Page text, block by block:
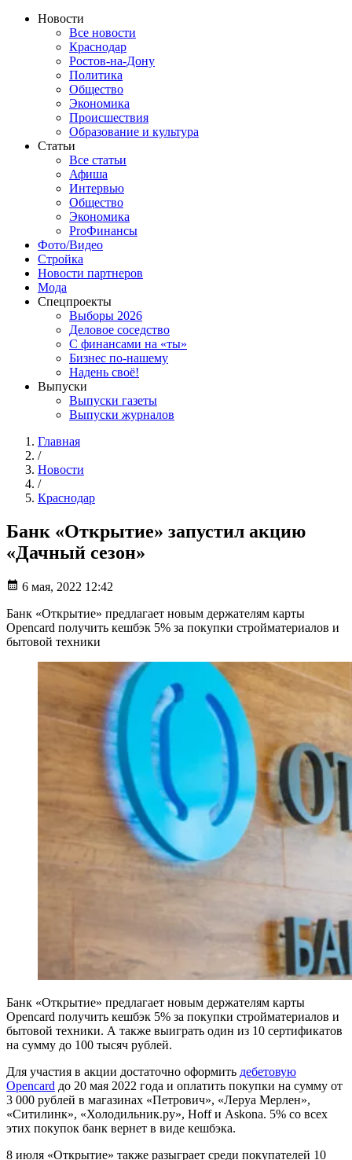
Новости
Все новости
Краснодар
Ростов-на-Дону
Политика
Общество
Экономика
Происшествия
Образование и культура
Статьи
Все статьи
Афиша
Интервью
Общество
Экономика
ProФинансы
Фото/Видео
Стройка
Новости партнеров
Мода
Спецпроекты
Выборы 2026
Деловое соседство
С финансами на «ты»
Бизнес по-нашему
Надень своё!
Выпуски
Выпуски газеты
Выпуски журналов
Главная
/
Новости
/
Краснодар
Банк «Открытие» запустил акцию
«Дачный сезон»
6 мая, 2022 12:42
Банк «Открытие» предлагает новым держателям карты
Opencard получить кешбэк 5% за покупки стройматериалов и
бытовой техники
Банк «Открытие» предлагает новым держателям карты
Opencard получить кешбэк 5% за покупки стройматериалов и
бытовой техники. А также выиграть один из 10 сертификатов
на сумму до 100 тысяч рублей.
Для участия в акции достаточно оформить дебетовую
Opencard до 20 мая 2022 года и оплатить покупки на сумму от
3 000 рублей в магазинах «Петрович», «Леруа Мерлен»,
«Ситилинк», «Холодильник.ру», Hoff и Askona. 5% со всех
этих покупок банк вернет в виде кешбэка.
8 июля «Открытие» также разыграет среди покупателей 10